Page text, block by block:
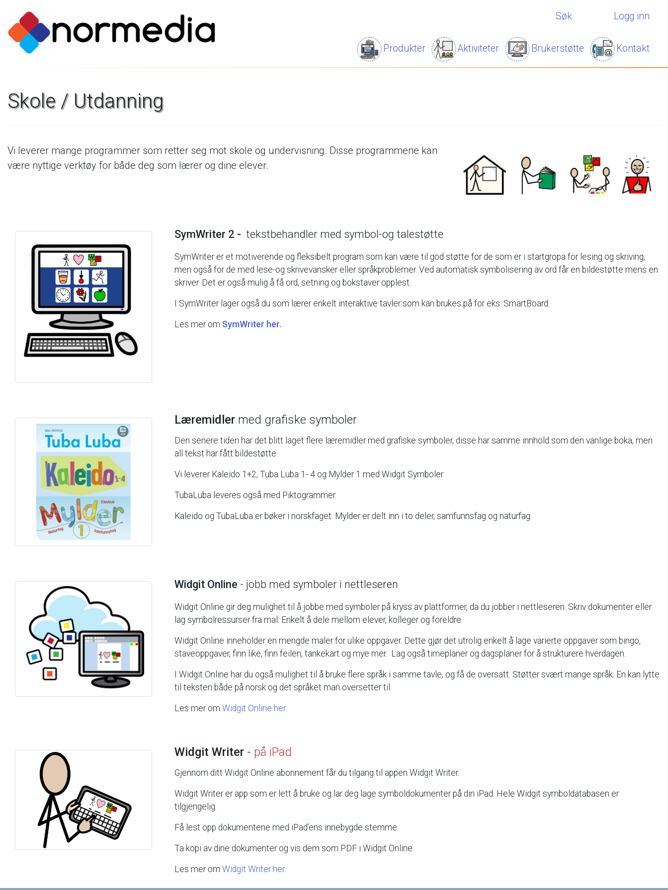
Søk Logg inn
Produkter Aktiviteter Brukerstøtte Kontakt
Skole / Utdanning
Vi leverer mange programmer som retter seg mot skole og undervisning. Disse programmene kan
være nyttige verktøy for både deg som lærer og dine elever.
SymWriter 2 - tekstbehandler med symbol-og talestøtte
SymWriter er et motiverende og fleksibelt program som kan være til god støtte for de som er i startgropa for lesing og skriving,
men også for de med lese-og skrivevansker eller språkproblemer. Ved automatisk symbolisering av ord får en bildestøtte mens en
skriver. Det er også mulig å få ord, setning og bokstaver opplest.
SymWriter lager også du som lærer enkelt interaktive tavler som kan brukes på for eks. SmartBoard.
Les mer om SymWriter her.
Læremidler med grafiske symboler
Den senere tiden har det blitt laget flere læremidler med grafiske symboler, disse har samme innhold som den vanlige boka, men
all
tekst har fått bildestøtte.
Vi leverer Kaleido 1+2, Tuba Luba 1- 4 og Mylder 1 med Widgit Symboler
TubaLuba leveres også med Piktogrammer.
Kaleido og TubaLuba er bøker i norskfaget. Mylder er delt inn i to deler, samfunnsfag og naturfag.
Widgit Online - jobb med symboler i nettleseren
Widgit Online gir deg mulighet til å jobbe med symboler på kryss av plattformer, da du jobber i nettleseren. Skriv dokumenter eller
lag symbolressurser fra mal. Enkelt å dele mellom elever, kolleger og foreldre.
Widgit Online inneholder en mengde maler for ulike oppgaver. Dette gjør det utrolig enkelt å lage varierte oppgaver som bingo,
staveoppgaver, finn like, finn feilen, tankekart og mye mer. Lag også timeplaner og dagsplaner for å strukturere hverdagen.
Widgit Online har du også mulighet til å bruke flere språk i samme tavle, og få de oversatt. Støtter svært mange språk. En kan lytte
til teksten både på norsk og det språket man oversetter til.
Les mer om Widgit Online her.
Widgit Writer - på iPad
Gjennom ditt Widgit Online abonnement får du tilgang til appen Widgit Writer.
Widgit Writer er app som er lett å bruke og lar deg lage symboldokumenter på din iPad. Hele Widgit symboldatabasen er
tilgjengelig.
Få lest opp dokumentene med iPad’ens innebygde stemme.
Ta kopi av dine dokumenter og vis dem som PDF i Widgit Online.
Les mer om Widgit Writer her.